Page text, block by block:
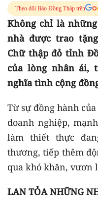
Theo dõi Báo Đồng Tháp trên
Không chỉ là
nhà được trao
Chữ thập đỏ tỉnh
của lòng nhân ái,
nghĩa tình cộng
Từ sự đồng hành
doanh nghiệp,
làm thiết thực
thương, tiếp thêm
qua khó khăn, vươn
LAN TỎA NHỮNG